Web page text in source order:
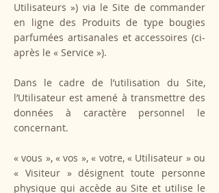
Utilisateurs ») via le Site de commander
en ligne des Produits de type bougies
parfumées artisanales et accessoires (ci-
après le « Service »).
Dans le cadre de l’utilisation du Site,
l’Utilisateur est amené à transmettre des
données à caractère personnel le
concernant.
« vous », « vos », « votre, « Utilisateur » ou
« Visiteur » désignent toute personne
physique qui accède au Site et utilise le